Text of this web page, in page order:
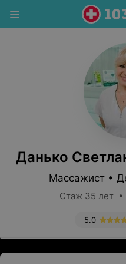
Данько
Массажист •
Стаж 35 лет •
5.0